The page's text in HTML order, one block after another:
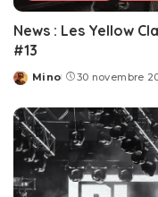
News : Les Yellow
#13
Posted
Mino 30 novembre